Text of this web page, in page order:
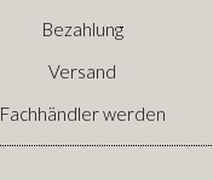
Bezahlung
Versand
Fachhändler werden